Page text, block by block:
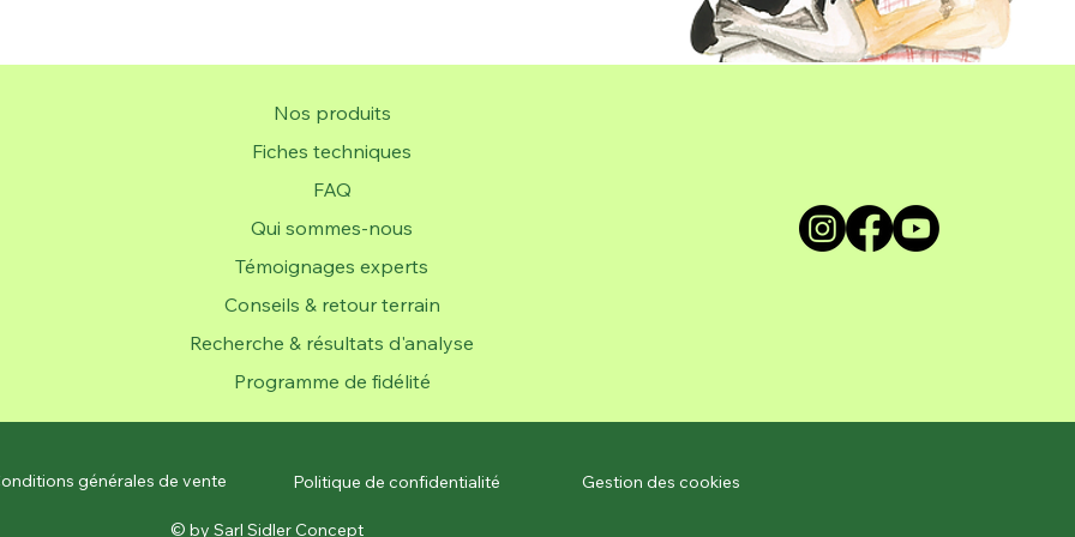
Nos produits
Fiches techniques
FAQ
Qui sommes-nous
Témoignages experts
Conseils & retour terrain
Recherche & résultats d'analyse
Programme de fidélité
générales de vente Politique de confidentialité Gestion des cookies
© by Sarl Sidler Concept